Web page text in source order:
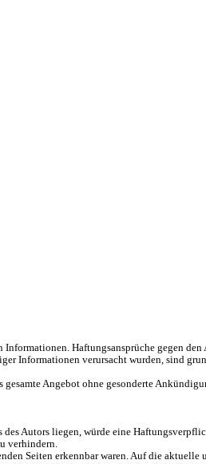
Haftungsansprüche gegen
verursacht wurden, sind
Angebot ohne gesonderte
Autors liegen, würde eine
verhindern.
Seiten erkennbar waren. Auf die